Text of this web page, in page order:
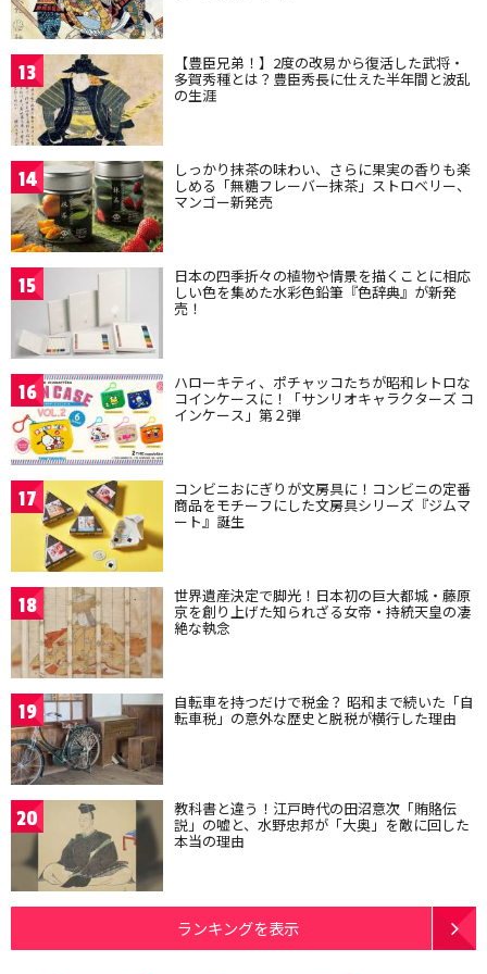
13 【豊臣兄弟！】2度の改易から復活した武将・
多賀秀種とは？豊臣秀長に仕えた半年間と波乱
の生涯
14 しっかり抹茶の味わい、さらに果実の香りも楽
しめる「無糖フレーバー抹茶」ストロベリー、
マンゴー新発売
15 日本の四季折々の植物や情景を描くことに相応
しい色を集めた水彩色鉛筆『色辞典』が新発
売！
16 ハローキティ、ポチャッコたちが昭和レトロな
コインケースに！「サンリオキャラクターズ コ
インケース」第２弾
17 コンビニおにぎりが文房具に！コンビニの定番
商品をモチーフにした文房具シリーズ『ジムマ
ート』誕生
18 世界遺産決定で脚光！日本初の巨大都城・藤原
京を創り上げた知られざる女帝・持統天皇の凄
絶な執念
19 自転車を持つだけで税金？ 昭和まで続いた「自
転車税」の意外な歴史と脱税が横行した理由
20 教科書と違う！江戸時代の田沼意次「賄賂伝
説」の嘘と、水野忠邦が「大奥」を敵に回した
本当の理由
ランキングを表示